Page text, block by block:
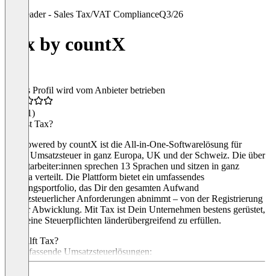
Leader - Sales Tax/VAT ComplianceQ3/26
Tax by countX
Dieses Profil wird vom Anbieter betrieben
(31)
Was ist Tax?
Tax powered by countX ist die All-in-One-Softwarelösung für
Deine Umsatzsteuer in ganz Europa, UK und der Schweiz. Die über
30 Mitarbeiter:innen sprechen 13 Sprachen und sitzen in ganz
Europa verteilt. Die Plattform bietet ein umfassendes
Leistungsportfolio, das Dir den gesamten Aufwand
umsatzsteuerlicher Anforderungen abnimmt – von der Registrierung
bis zur Abwicklung. Mit Tax ist Dein Unternehmen bestens gerüstet,
um Deine Steuerpflichten länderübergreifend zu erfüllen.
Wie hilft Tax?
1. Umfassende Umsatzsteuerlösungen: